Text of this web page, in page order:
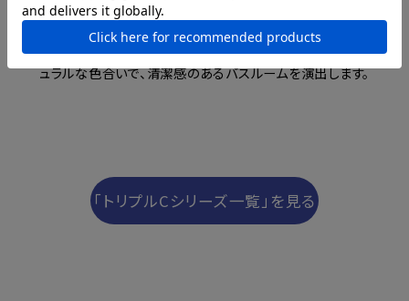
ナチュラルなクリアグリーンの色合い
容器は自然の緑茶葉をイメージした、クリアグリーンで統一。ナチ
ュラルな色合いで、清潔感のあるバスルームを演出します。
「トリプルCシリーズ一覧」を見る